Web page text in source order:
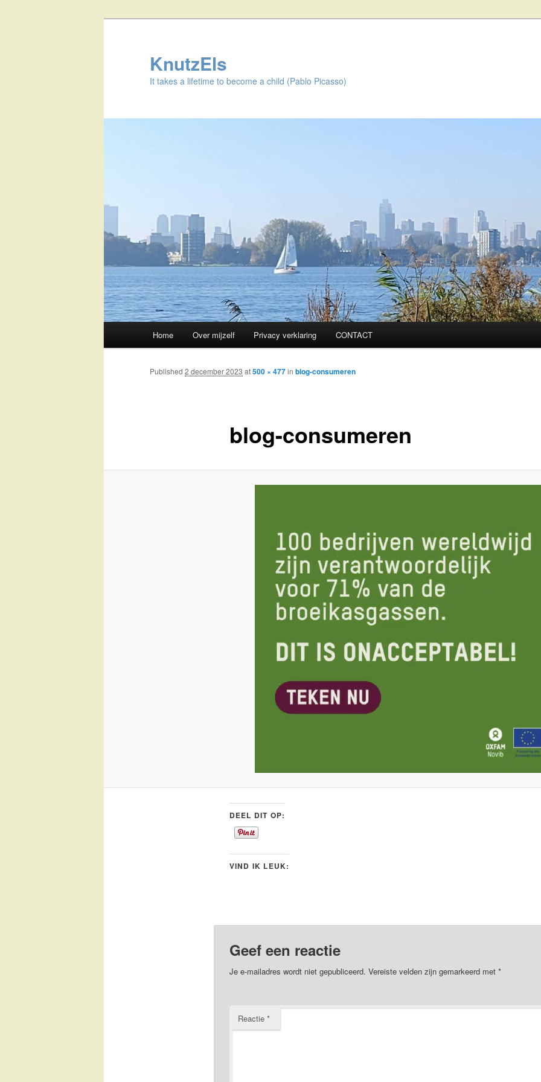
KnutzEls
It takes a lifetime to become a child (Pablo Picasso)
Skip
to
Home Over mijzelf Privacy verklaring CONTACT
blog-consumeren
Published 2 december 2023 at500 × 477in blog-consumeren
DEEL DIT OP:
VIND IK LEUK:
Geef een reactie
Je e-mailadres wordt niet gepubliceerd. Vereiste velden zijn gemarkeerd met *
Reactie *